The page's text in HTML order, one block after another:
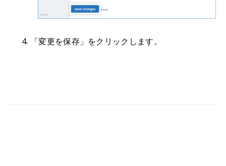
「変更を保存」をクリックします。